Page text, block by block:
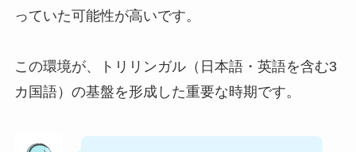
っていた可能性が高いです。
この環境が、トリリンガル（日本語・英語を含む3
カ国語）の基盤を形成した重要な時期です。